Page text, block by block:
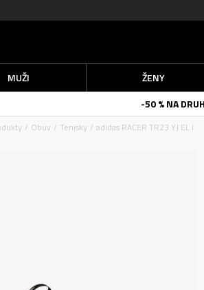
MUŽI ŽENY
-50 % NA
Obuv Tenisky adidas RACER TR23 YJ EL I